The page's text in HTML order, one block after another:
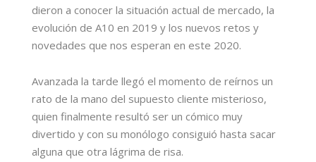
dieron a conocer la situación actual de mercado, la
evolución de A10 en 2019 y los nuevos retos y
novedades que nos esperan en este 2020.
Avanzada la tarde llegó el momento de reírnos un
rato de la mano del supuesto cliente misterioso,
quien finalmente resultó ser un cómico muy
divertido y con su monólogo consiguió hasta sacar
alguna que otra lágrima de risa.